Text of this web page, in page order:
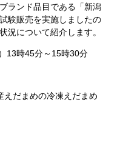
ランド品目である「新潟
験販売を実施しましたの
況について紹介します。
13時45分～15時30分
だまめの冷凍えだまめ